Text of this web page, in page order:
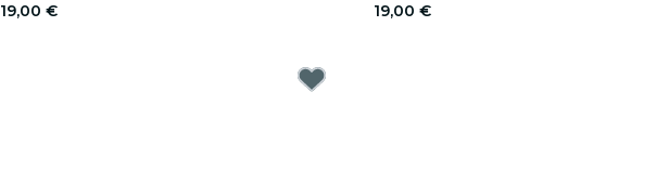
19,00 €
19,00 €